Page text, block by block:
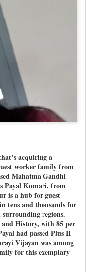
acquiring a
worker family from
Mahatma Gandhi
Payal Kumari, from
is a hub for guest
tens and thousands for
regions.
History, with 85 per
had passed Plus II
Vijayan was among
for this exemplary